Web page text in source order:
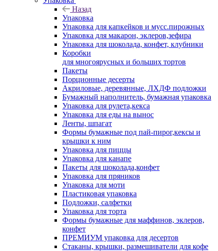
Назад
Упаковка
Упаковка для капкейков и мусс.пирожных
Упаковка для макарон, эклеров,зефира
Упаковка для шоколада, конфет, клубники
Коробки
для многоярусных и больших тортов
Пакеты
Порционные десерты
Акриловые, деревянные, ЛХДФ подложки
Бумажный наполнитель, бумажная упаковка
Упаковка для рулета,кекса
Упаковка для еды на вынос
Ленты, шпагат
Формы бумажные под пай-пирог,кексы и
крышки к ним
Упаковка для пиццы
Упаковка для канапе
Пакеты для шоколада,конфет
Упаковка для пряников
Упаковка для моти
Пластиковая упаковка
Подложки, салфетки
Упаковка для торта
Формы бумажные для маффинов, эклеров,
конфет
ПРЕМИУМ упаковка для десертов
Стаканы, крышки, размешиватели для кофе